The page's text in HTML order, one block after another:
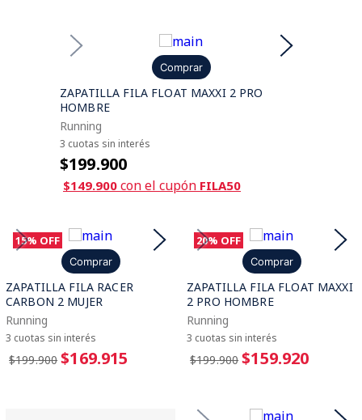
Comprar
ZAPATILLA FILA FLOAT MAXXI 2 PRO
HOMBRE
Running
3 cuotas sin interés
$199.900
$149.900 con el cupón FILA50
15% OFF
Comprar
ZAPATILLA FILA RACER
CARBON 2 MUJER
Running
3 cuotas sin interés
$199.900 $169.915
20% OFF
Comprar
ZAPATILLA FILA FLOAT MAXXI
2 PRO HOMBRE
Running
3 cuotas sin interés
$199.900 $159.920